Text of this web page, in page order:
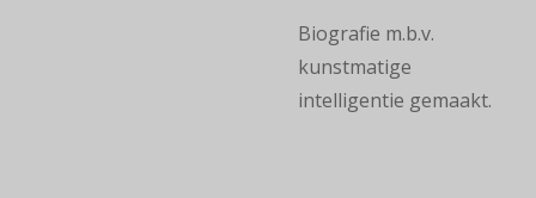
Biografie m.b.v.
kunstmatige
intelligentie gemaakt.